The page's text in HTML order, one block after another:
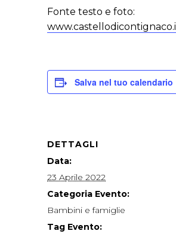
Fonte testo e foto:
Salva nel tuo calendario
DETTAGLI
Data:
23 Aprile 2022
Categoria Evento:
Bambini e famiglie
Tag Evento: